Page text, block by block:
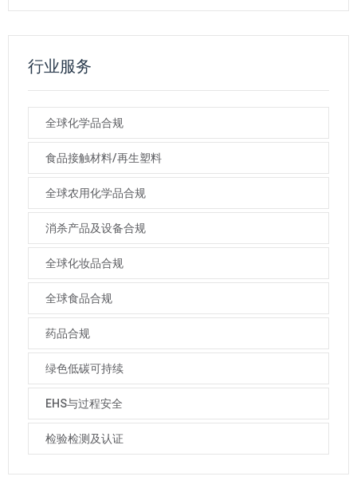
行业服务
全球化学品合规
食品接触材料/再生塑料
全球农用化学品合规
消杀产品及设备合规
全球化妆品合规
全球食品合规
药品合规
绿色低碳可持续
EHS与过程安全
检验检测及认证